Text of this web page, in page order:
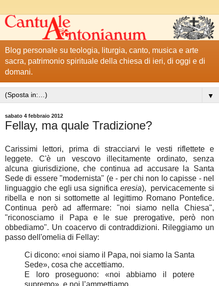
Blog personale su teologia, liturgia, canto, musica e arte
sacra, patrimonio spirituale della chiesa di ieri, di oggi e di
domani.
▼
sabato 4 febbraio 2012
Fellay, ma quale Tradizione?
Carissimi lettori, prima di stracciarvi le vesti riflettete e
leggete. C'è un vescovo illecitamente ordinato, senza
alcuna giurisdizione, che continua ad accusare la Santa
Sede di essere "modernista" (e - per chi non lo capisse - nel
linguaggio che egli usa significa eresia), pervicacemente si
ribella e non si sottomette al legittimo Romano Pontefice.
Continua però ad affermare: "noi siamo nella Chiesa",
"riconosciamo il Papa e le sue prerogative, però non
obbediamo". Un coacervo di contraddizioni. Rileggiamo un
passo dell'omelia di Fellay:
Ci dicono: «noi siamo il Papa, noi siamo la Santa
Sede», cosa che accettiamo.
E loro proseguono: «noi abbiamo il potere
supremo», e noi l’ammettiamo.